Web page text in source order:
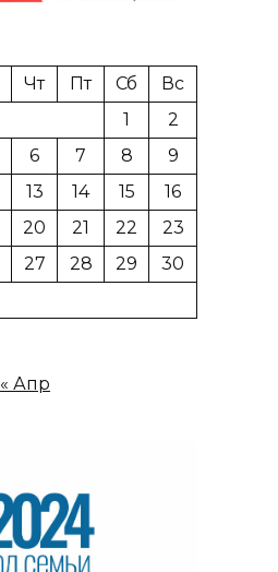
Чт Пт Сб
Вс
1
2
6 7 8
9
13 14 15
16
20 21 22
23
27 28 29
30
« Апр